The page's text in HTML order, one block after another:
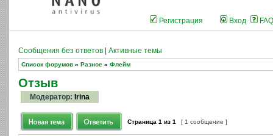
Регистрация Вход FAQ
Сообщения без ответов Активные темы
Список форумов » Разное » Флейм
Отзыв
Модератор: Irina
Страница 1 из 1 [ 1 сообщение ]